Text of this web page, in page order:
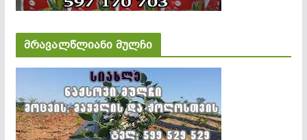
მრავალწლიანი მულჩი